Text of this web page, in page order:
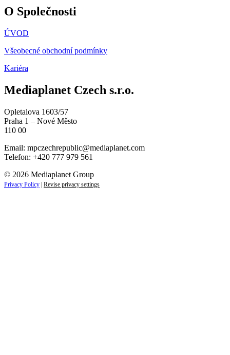
O Společnosti
ÚVOD
Všeobecné obchodní podmínky
Kariéra
Mediaplanet Czech s.r.o.
Opletalova 1603/57
Praha 1 – Nové Město
110 00
Email: mpczechrepublic@mediaplanet.com
Telefon: +420 777 979 561
© 2026 Mediaplanet Group
Privacy Policy | Revise privacy settings